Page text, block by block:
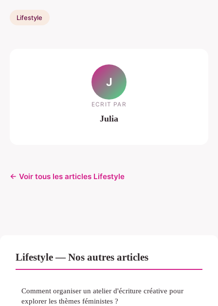
Lifestyle
J
ECRIT PAR
Julia
← Voir tous les articles Lifestyle
Lifestyle — Nos autres articles
Comment organiser un atelier d'écriture créative pour
explorer les thèmes féministes ?